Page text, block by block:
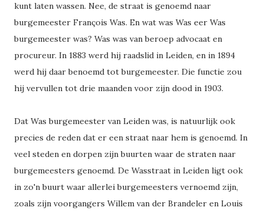
kunt laten wassen. Nee, de straat is genoemd naar
burgemeester François Was. En wat was Was eer Was
burgemeester was? Was was van beroep advocaat en
procureur. In 1883 werd hij raadslid in Leiden, en in 1894
werd hij daar benoemd tot burgemeester. Die functie zou
hij vervullen tot drie maanden voor zijn dood in 1903.
Dat Was burgemeester van Leiden was, is natuurlijk ook
precies de reden dat er een straat naar hem is genoemd. In
veel steden en dorpen zijn buurten waar de straten naar
burgemeesters genoemd. De Wasstraat in Leiden ligt ook
in zo'n buurt waar allerlei burgemeesters vernoemd zijn,
zoals zijn voorgangers Willem van der Brandeler en Louis